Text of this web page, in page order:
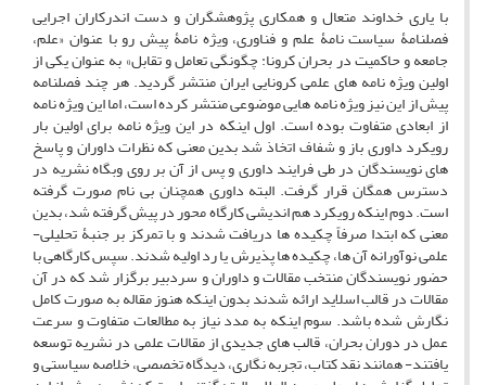
با یاری خداوند متعال و همکاری پژوهشگران و دست اندرکاران اجرایی
فصلنامۀ سیاست نامۀ علم و فناوری، ویژه نامۀ پیش رو با عنوان «علم،
جامعه و حاکمیت در بحران کرونا: چگونگی تعامل و تقابل» به عنوان یکی از
اولین ویژه نامه های علمی کرونایی ایران منتشر گردید. هر چند فصلنامه
پیش از این نیز ویژه نامه هایی موضوعی منتشر کرده است، اما این ویژه نامه
از ابعادی متفاوت بوده است. اول اینکه در این ویژه نامه برای اولین بار
رویکرد داوری باز و شفاف اتخاذ شد بدین معنی که نظرات داوران و پاسخ
های نویسندگان در طی فرایند داوری و پس از آن بر روی وبگاه نشریه در
دسترس همگان قرار گرفت. البته داوری همچنان بی نام صورت گرفته
است. دوم اینکه رویکرد هم اندیشی کارگاه محور در پیش گرفته شد، بدین
معنی که ابتدا صرفاً چکیده ها دریافت شدند و با تمرکز بر جنبۀ تحلیلی-
علمی نوآورانه آن ها، چکیده ها پذیرش یا رد اولیه شدند. سپس کارگاهی با
حضور نویسندگان منتخب مقالات و داوران و سردبیر برگزار شد که در آن
مقالات در قالب اسلاید ارائه شدند بدون اینکه هنوز مقاله به صورت کامل
نگارش شده باشد. سوم اینکه به مدد نیاز به مطالعات متفاوت و سرعت
عمل در دوران بحران، قالب های جدیدی از مقالات علمی در نشریه توسعه
یافتند- همانند نقد کتاب، تجربه نگاری، دیدگاه تخصصی، خلاصه سیاستی و